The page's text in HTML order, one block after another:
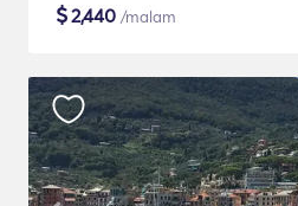
$2,440 /malam